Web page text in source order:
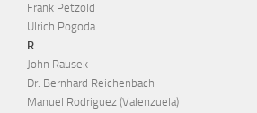
Frank Petzold
Ulrich Pogoda
R
John Rausek
Dr. Bernhard Reichenbach
Manuel Rodriguez (Valenzuela)